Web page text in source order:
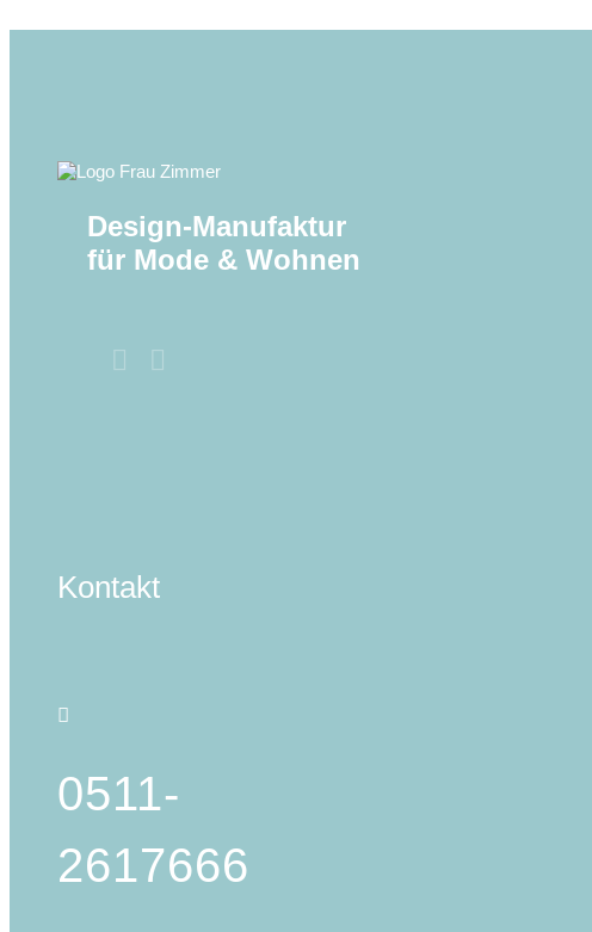
Design-Manufaktur
für Mode & Wohnen
Kontakt
0511-
2617666